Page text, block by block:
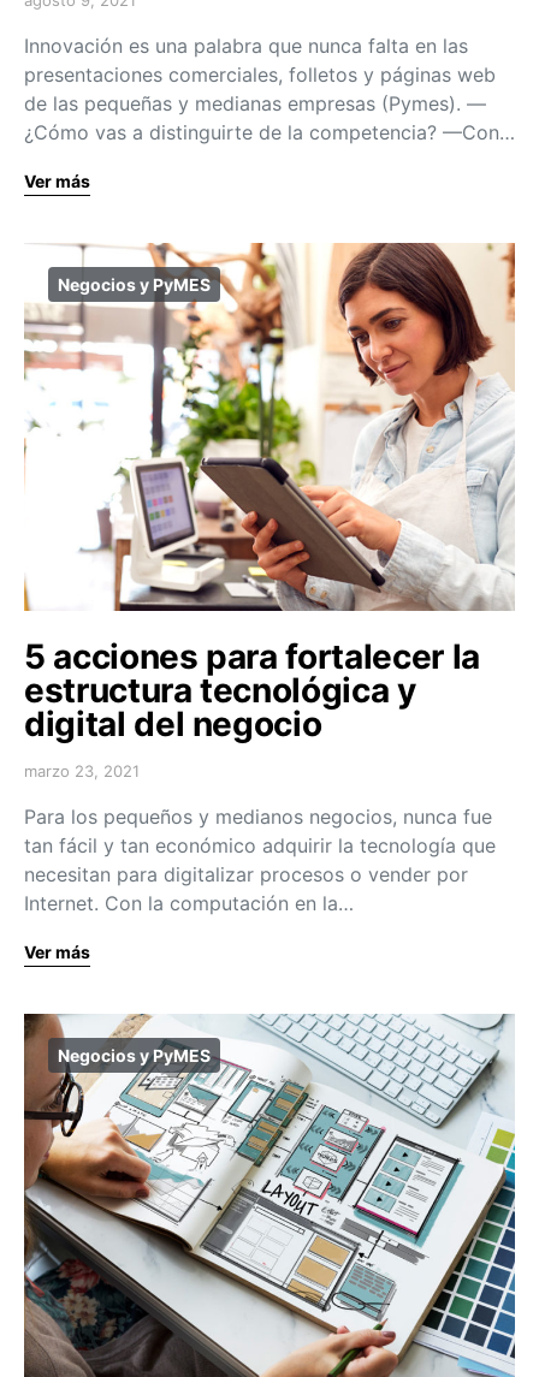
Innovación es una palabra que nunca falta en las
presentaciones comerciales, folletos y páginas web
de las pequeñas y medianas empresas (Pymes). —
¿Cómo vas a distinguirte de la competencia? —Con…
Ver más
Negocios y PyMES
5 acciones para fortalecer la
estructura tecnológica y
digital del negocio
marzo 23, 2021
Para los pequeños y medianos negocios, nunca fue
tan fácil y tan económico adquirir la tecnología que
necesitan para digitalizar procesos o vender por
Internet. Con la computación en la…
Ver más
Negocios y PyMES